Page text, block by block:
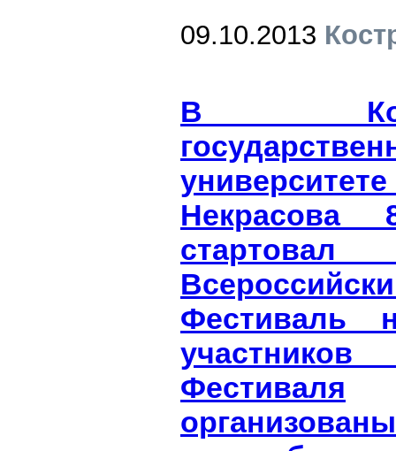
09.10.2013
В
Некрасова
Фестиваль
Фестиваля